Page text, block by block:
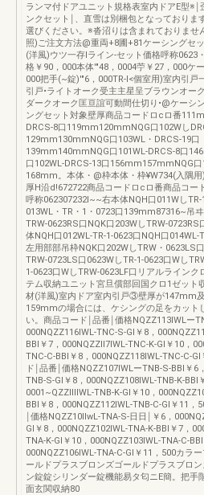
ランマ付ドアユニット規格表室内ドアE型※￨
ンクセット￨、直雪は別梱包となっておりま
選びください。※沓沼りは含まれておりませ
照)ご注文方法@重両+8圃+81ケーシングセ
(洋風)ウツ一存lライン-セット価格呼称0623
格￥90，000本体'"48，0004苧￥27，000ケ
000把手(~錠)'"6，000TR-l<個室用)室内引戸
引戸•ライトオーク受主主星呈ブラウンオー
ダークオーク匡亘誼可動間仕切り•@ケーシ
ングセット対象壁厚商品コードロcロ番
DRCS-8口119mm120mmNQG口102Wし
129mm130mmNQG口103WL・DRCS-19口
139mm140mmNQG口101WL-DRCS-8口
口102WL-DRCS-13口156mm157mmNQG口
168mm。本体・@枠本体・枠¥W734(入隅
厚H沿d!672722商品コードロcロ番商品コ
呼称062307232I~~右本体NQH口011WしTR-
013WL・TR・1・0723口139mm87316~吊
TRW-0623RS口NQK口203WしTRW-0723RS
体NQH口012WL-TR-1-0623口NQH口014WL-
左用部部吊枠NQK口202WしTRW・0623LS
TRW-0723LS口0623WしTR-1-0623口Wし
1-0623口WしTRW-0623LF口リアルラインク
テム収納ユニット宮旦償部回国クロ1ゼット
材(洋風)室内ドア室内引戸③壁厚が147mm
159mmの場合には、ケシングの足をカット
い。商品コード￨品番￨価格NQZZ113IWLー
000NQZZ116IWL-TNC-S-GI￥8，
BBI￥7，000NQZZll7IWL-TNC-K-GI￥10，
TNC-C-BBI￥8，000NQZZ118IWL-TNC-C-
ド￨品番￨価格NQZZ107IWLーTNB-S-BBI￥6
TNB-S-GI￥8，000NQZZ108IWL-TNB-K-BBI
0001~QZZlllIWL-TNB-K-GI￥10，
BBI￥8，000NQZZ112IWL-TNB-C-GI￥11，
￨価格NQZZ10llwL-TNA-S-日日￨￥6，
GI￥8，000NQZZ102IWL-TNA-K-BBI￥7，
TNA-K-GI￥10，000NQZZ103IWL-TNA-C-BBI
000NQZZ106IWL-TNA-C-GI￥11，500カラ
ールドプラスブロンズゴールドプラスブロ
ン錠錠シリンダー錠機能易タ匂ニE簡。把手
面玄関収納80